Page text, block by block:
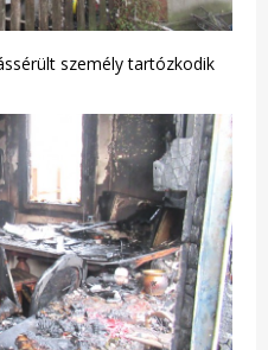
személy tartózkodik